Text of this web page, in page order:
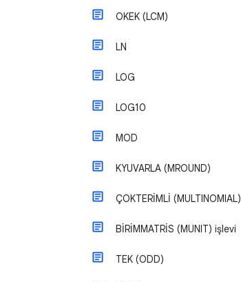
OKEK (LCM)
LN
LOG
LOG10
MOD
KYUVARLA (MROUND)
ÇOKTERİMLİ (MULTINOMIAL)
BİRİMMATRİS (MUNIT) işlevi
TEK (ODD)